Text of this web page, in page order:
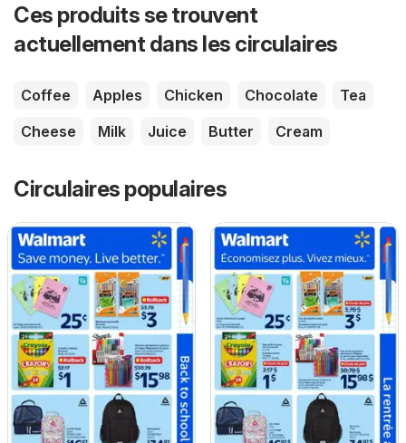
Ces produits se trouvent
actuellement dans les circulaires
Coffee Apples Chicken Chocolate
Tea
Cheese
Milk Juice Butter Cream
Circulaires populaires